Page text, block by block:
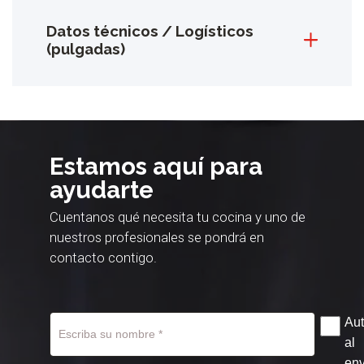
Datos técnicos / Logísticos
(pulgadas)
Estamos aquí para
ayudarte
Cuentanos qué necesita tu cocina y uno de
nuestros profesionales se pondrá en
contacto contigo.
al